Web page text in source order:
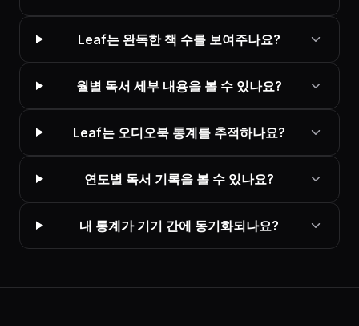
Leaf는 완독한 책 수를 보여주나요?
월별 독서 세부 내용을 볼 수 있나요?
Leaf는 오디오북 통계를 추적하나요?
연도별 독서 기록을 볼 수 있나요?
내 통계가 기기 간에 동기화되나요?